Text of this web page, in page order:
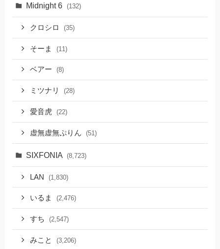
Midnight 6 (132)
クロシロ (35)
そーま (11)
ベアー (8)
ミツナリ (28)
愛音虎 (22)
虚無虚無ぷりん (51)
SIXFONIA (8,723)
LAN (1,830)
いるま (2,476)
すち (2,547)
みこと (3,206)